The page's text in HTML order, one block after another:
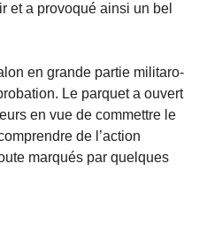
et a provoqué ainsi un bel
en grande partie militaro-
Le parquet a ouvert
en vue de commettre le
de l’action
marqués par quelques